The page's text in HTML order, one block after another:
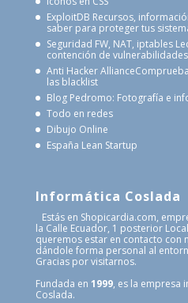
ExploitDB Recursos,
saber para proteger tus
Seguridad FW, NAT, iptables
contención de
Anti Hacker Alliance
las blacklist
Blog Pedromo: Fotografía e
Todo en redes
Dibujo Online
España Lean Startup
Informática Coslada
Estás en Shopicardia.com,
la Calle Ecuador, 1 posterior
queremos estar en contacto con
dándole forma personal al
Gracias por visitarnos.
Fundada en 1999, es la empresa
Coslada.